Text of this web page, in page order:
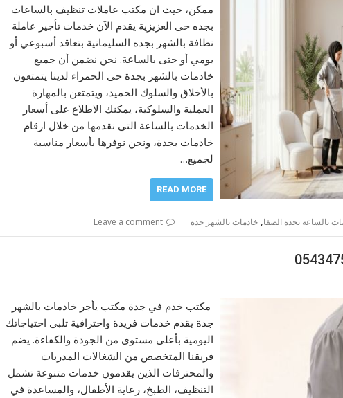
ممكن، حيث ان مكتب عاملات تنظيف بالساعات
بجده حى العزيزية يقدم الآن خدمات تأجير عاملة
نظافة بالشهر بجده السليمانية بتعاقد أسبوعي أو
يومي أو حتى بالساعة. نحن نضمن أن جميع
خادمات بالشهر بجدة حى الحمراء لدينا يتمتعون
بالأخلاق والسلوك الحميد، ويتمتعن بالمهارة
العملية والسلوكية، يمكنك الاطلاع على أسعار
الخدمات بالساعة التي نقدمها من خلال ارقام
خادمات بجدة، ونحن نوفرها بأسعار مناسبة
لجميع…
READ MORE
بالساعة بجدة الصفا, خادمات بالشهر جدة Leave a comment
مكتب خدم في جدة مكتب يأجر خادمات بالشهر
جدة يقدم خدمات فريدة واحترافية تلبي احتياجاتك
اليومية بأعلى مستوى من الجودة والكفاءة. يضم
فريقنا المتخصص من الشغالات المدربات
والمحترفات الذين يقدمون خدمات متنوعة تشمل
التنظيف، الطبخ، رعاية الأطفال، والمساعدة في